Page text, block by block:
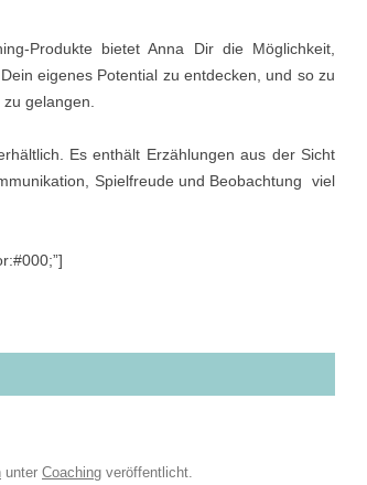
Produkte bietet Anna Dir die Möglichkeit,
eigenes Potential zu entdecken, und so zu
gelangen.
Es enthält Erzählungen aus der Sicht
Spielfreude und Beobachtung viel
unter Coaching veröffentlicht.